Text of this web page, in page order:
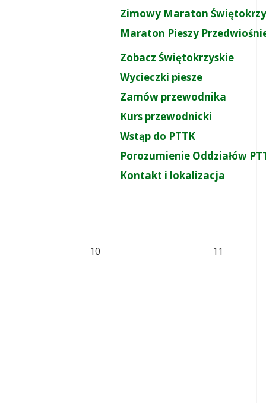
Zimowy Maraton
Maraton Pieszy
Zobacz Świętokrzyskie
Wycieczki piesze
Zamów przewodnika
Kurs przewodnicki
Wstąp do PTTK
Porozumienie Oddziałów
Kontakt i lokalizacja
10 11